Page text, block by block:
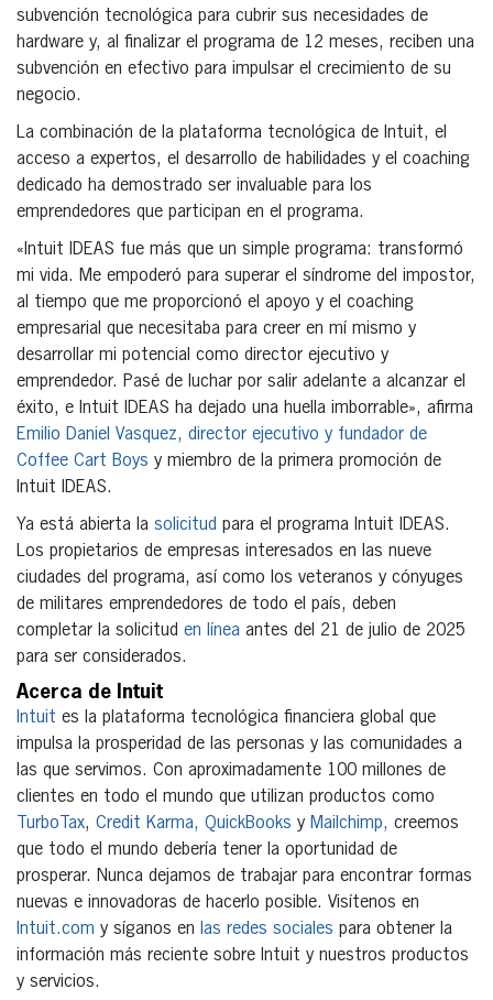
subvención tecnológica para cubrir sus necesidades de
hardware y, al finalizar el programa de 12 meses, reciben una
subvención en efectivo para impulsar el crecimiento de su
negocio.
La combinación de la plataforma tecnológica de Intuit, el
acceso a expertos, el desarrollo de habilidades y el coaching
dedicado ha demostrado ser invaluable para los
emprendedores que participan en el programa.
«Intuit IDEAS fue más que un simple programa: transformó
mi vida. Me empoderó para superar el síndrome del impostor,
al tiempo que me proporcionó el apoyo y el coaching
empresarial que necesitaba para creer en mí mismo y
desarrollar mi potencial como director ejecutivo y
emprendedor. Pasé de luchar por salir adelante a alcanzar el
éxito, e Intuit IDEAS ha dejado una huella imborrable», afirma
Emilio Daniel Vasquez, director ejecutivo y fundador de
Coffee Cart Boys y miembro de la primera promoción de
Intuit IDEAS.
Ya está abierta la solicitud para el programa Intuit IDEAS.
Los propietarios de empresas interesados en las nueve
ciudades del programa, así como los veteranos y cónyuges
de militares emprendedores de todo el país, deben
completar la solicitud en línea antes del 21 de julio de 2025
para ser considerados.
Acerca de Intuit
Intuit es la plataforma tecnológica financiera global que
impulsa la prosperidad de las personas y las comunidades a
las que servimos. Con aproximadamente 100 millones de
clientes en todo el mundo que utilizan productos como
TurboTax, Credit Karma, QuickBooks y Mailchimp, creemos
que todo el mundo debería tener la oportunidad de
prosperar. Nunca dejamos de trabajar para encontrar formas
nuevas e innovadoras de hacerlo posible. Visítenos en
Intuit.com y síganos en las redes sociales para obtener la
información más reciente sobre Intuit y nuestros productos
y servicios.